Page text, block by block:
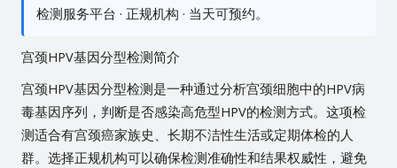
检测服务平台 · 正规机构 · 当天可预约。
宫颈HPV基因分型检测简介
宫颈HPV基因分型检测是一种通过分析宫颈细胞中的HPV病
毒基因序列，判断是否感染高危型HPV的检测方式。这项检
测适合有宫颈癌家族史、长期不洁性生活或定期体检的人
群。选择正规机构可以确保检测准确性和结果权威性，避免